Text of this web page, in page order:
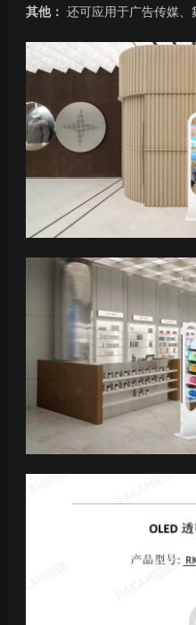
其他： 还可应用于广告传媒、